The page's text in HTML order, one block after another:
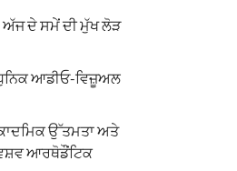
ਅੱਜ ਦੇ ਸਮੇਂ ਦੀ ਮੁੱਖ ਲੋੜ
ਆਡੀਓ-ਵਿਜ਼ੂਅਲ
ਉੱਤਮਤਾ ਅਤੇ
ਆਰਥੋਡੌਂਟਿਕ